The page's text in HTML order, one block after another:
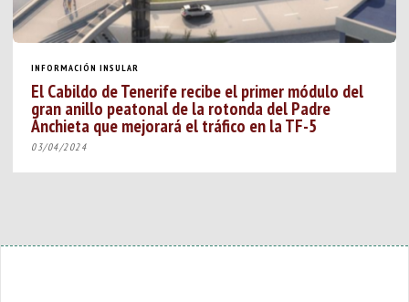
INFORMACIÓN INSULAR
El Cabildo de Tenerife recibe el primer módulo del
gran anillo peatonal de la rotonda del Padre
Anchieta que mejorará el tráfico en la TF-5
03/04/2024